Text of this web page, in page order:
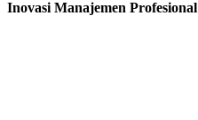
Inovasi Manajemen Profesional